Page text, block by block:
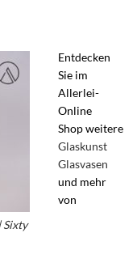
Sixty
Entdecken
Sie im
Allerlei-
Online
Shop weitere
Glaskunst
Glasvasen
und mehr
von